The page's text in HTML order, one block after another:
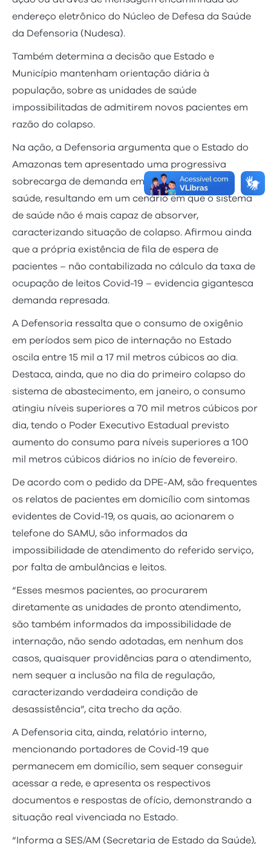
endereço eletrônico do Núcleo de Defesa da Saúde
da Defensoria (Nudesa).
Também determina a decisão que Estado e
Município mantenham orientação diária à
população, sobre as unidades de saúde
impossibilitadas de admitirem novos pacientes em
razão do colapso.
Na ação, a Defensoria argumenta que o Estado do
Amazonas tem apresentado uma progressiva
sobrecarga de demanda em suas unidades de
saúde, resultando em um cenário em que o sistema
de saúde não é mais capaz de absorver,
caracterizando situação de colapso. Afirmou ainda
que a própria existência de fila de espera de
pacientes – não contabilizada no cálculo da taxa de
ocupação de leitos Covid-19 – evidencia gigantesca
demanda represada.
A Defensoria ressalta que o consumo de oxigênio
em períodos sem pico de internação no Estado
oscila entre 15 mil a 17 mil metros cúbicos ao dia.
Destaca, ainda, que no dia do primeiro colapso do
sistema de abastecimento, em janeiro, o consumo
atingiu níveis superiores a 70 mil metros cúbicos por
dia, tendo o Poder Executivo Estadual previsto
aumento do consumo para níveis superiores a 100
mil metros cúbicos diários no início de fevereiro.
De acordo com o pedido da DPE-AM, são frequentes
os relatos de pacientes em domicílio com sintomas
evidentes de Covid-19, os quais, ao acionarem o
telefone do SAMU, são informados da
impossibilidade de atendimento do referido serviço,
por falta de ambulâncias e leitos.
“Esses mesmos pacientes, ao procurarem
diretamente as unidades de pronto atendimento,
são também informados da impossibilidade de
internação, não sendo adotadas, em nenhum dos
casos, quaisquer providências para o atendimento,
nem sequer a inclusão na fila de regulação,
caracterizando verdadeira condição de
desassistência”, cita trecho da ação.
A Defensoria cita, ainda, relatório interno,
mencionando portadores de Covid-19 que
permanecem em domicílio, sem sequer conseguir
acessar a rede, e apresenta os respectivos
documentos e respostas de ofício, demonstrando a
situação real vivenciada no Estado.
“Informa a SES/AM (Secretaria de Estado da Saúde),